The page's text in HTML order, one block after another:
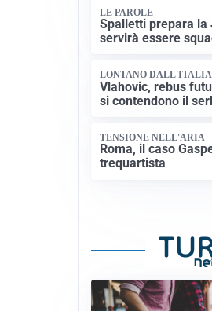
LE PAROLE
Spalletti prepara la
servirà essere
LONTANO DALL'ITALIA
Vlahovic, rebus
si contendono il
TENSIONE NELL'ARIA
Roma, il caso
trequartista